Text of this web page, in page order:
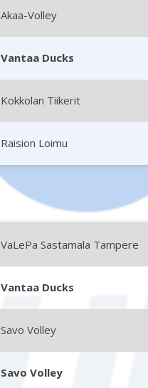
Akaa-Volley
Vantaa Ducks
Kokkolan Tiikerit
Raision Loimu
VaLePa Sastamala Tampere
Vantaa Ducks
Savo Volley
Savo Volley